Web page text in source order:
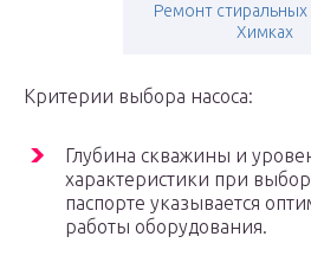
Ремонт
Химках
Критерии выбора насоса:
Глубина скважины и
характеристики при
паспорте указывается
работы оборудования.